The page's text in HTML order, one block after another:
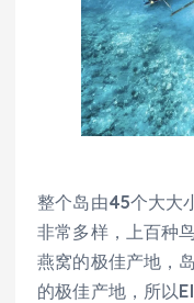
整个岛由45个大大
非常多样，上百种
燕窝的极佳产地，
的极佳产地，所以